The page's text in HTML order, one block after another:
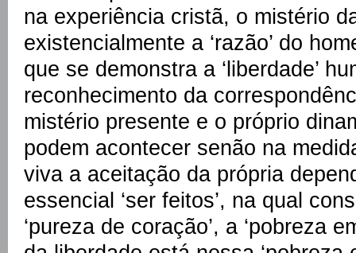
na experiência cristã, o mistério
existencialmente a ‘razão’ do
que se demonstra a ‘liberdade’
reconhecimento da
mistério presente e o próprio
podem acontecer senão na
viva a aceitação da própria
essencial ‘ser feitos’, na qual
‘pureza de coração’, a ‘pobreza